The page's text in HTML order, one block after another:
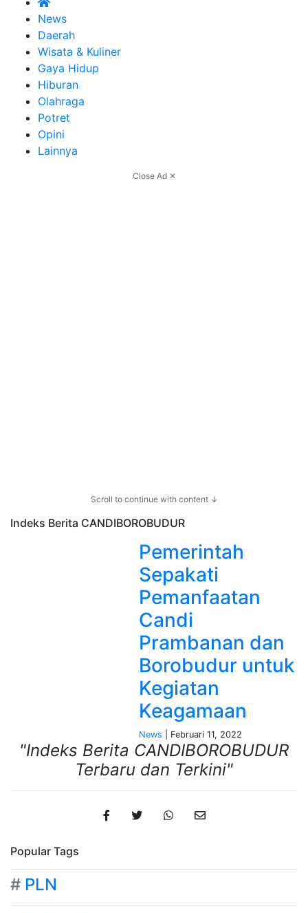
News
Daerah
Wisata & Kuliner
Gaya Hidup
Hiburan
Olahraga
Potret
Opini
Lainnya
Close Ad ✕
Scroll to continue with content ↓
Indeks Berita CANDIBOROBUDUR
Pemerintah
Sepakati
Pemanfaatan
Candi
Prambanan dan
Borobudur untuk
Kegiatan
Keagamaan
News | Februari 11, 2022
"Indeks Berita CANDIBOROBUDUR
Terbaru dan Terkini"
Popular Tags
# PLN